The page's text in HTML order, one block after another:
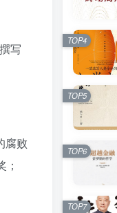
写
腐败
TOP4
TOP5
TOP6
TOP7